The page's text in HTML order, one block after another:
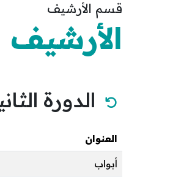
قسم الأرشيف
الأرشيف
الدورة
العنوان
أبواب